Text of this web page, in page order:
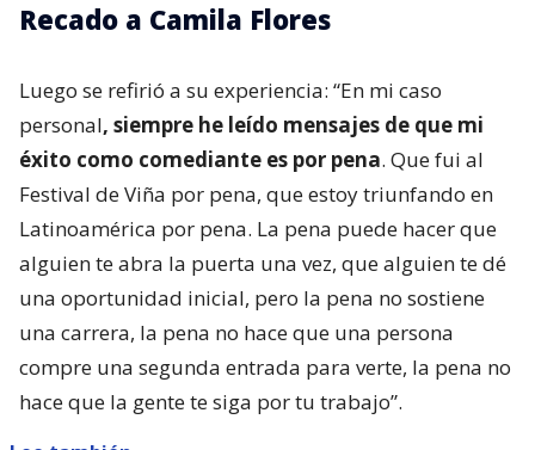
Recado a Camila Flores
Luego se refirió a su experiencia: “En mi caso
personal, siempre he leído mensajes de que mi
éxito como comediante es por pena. Que fui al
Festival de Viña por pena, que estoy triunfando en
Latinoamérica por pena. La pena puede hacer que
alguien te abra la puerta una vez, que alguien te dé
una oportunidad inicial, pero la pena no sostiene
una carrera, la pena no hace que una persona
compre una segunda entrada para verte, la pena no
hace que la gente te siga por tu trabajo”.